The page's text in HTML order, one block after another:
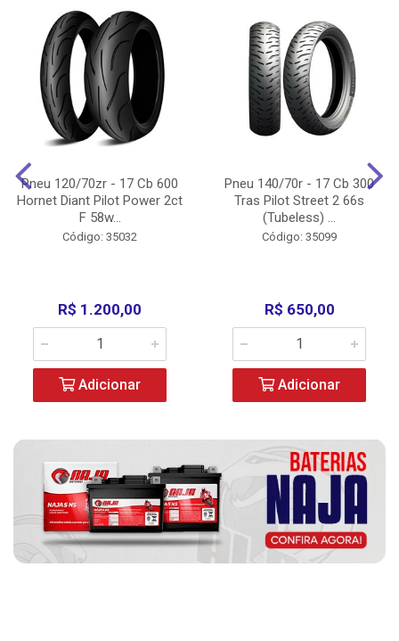
Pneu 120/70zr - 17 Cb 600
Hornet Diant Pilot Power 2ct
F 58w...
Código: 35032
R$ 1.200,00
Adicionar
Pneu 140/70r - 17 Cb 300
Tras Pilot Street 2 66s
(Tubeless) ...
Código: 35099
R$ 650,00
Adicionar